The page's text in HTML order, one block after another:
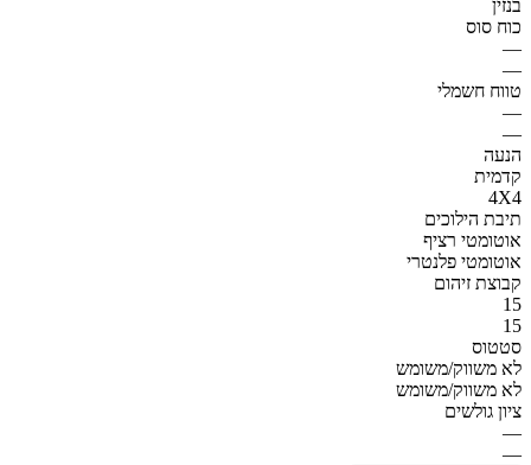
בנזין
כוח סוס
—
—
טווח חשמלי
—
—
הנעה
קדמית
4X4
תיבת הילוכים
אוטומטי רציף
אוטומטי פלנטרי
קבוצת זיהום
15
15
סטטוס
לא משווק/משומש
לא משווק/משומש
ציון גולשים
—
—